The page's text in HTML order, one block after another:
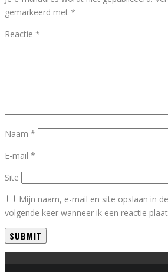
gemarkeerd met *
Reactie *
Naam *
E-mail *
Site
Mijn naam, e-mail en site opslaan in
volgende keer wanneer ik een reactie